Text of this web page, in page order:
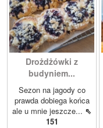
Drożdżówki z
budyniem...
Sezon na jagody co
prawda dobiega końca
ale u mnie jeszcze... ⇖
151